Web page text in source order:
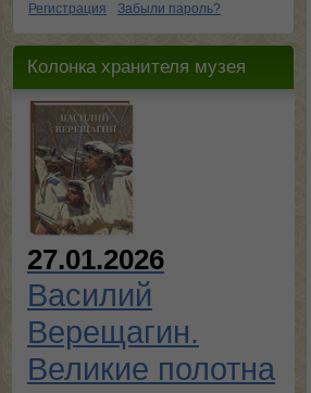
Регистрация
Забыли пароль?
Колонка хранителя музея
27.01.2026
Василий
Верещагин.
Великие полотна